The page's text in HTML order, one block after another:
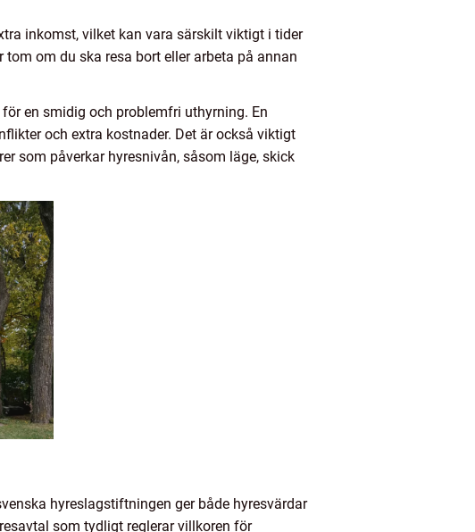
inkomst, vilket kan vara särskilt viktigt i tider
om du ska resa bort eller arbeta på annan
en smidig och problemfri uthyrning. En
och extra kostnader. Det är också viktigt
som påverkar hyresnivån, såsom läge, skick
hyreslagstiftningen ger både hyresvärdar
som tydligt reglerar villkoren för